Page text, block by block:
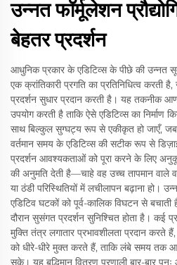
उन्नत फॉर्मूलेशन
बेहतर प्रदर्शन
आधुनिक प्रकार के एडिटिव्स के पीछे की उन्नत
एक क्रांतिकारी प्रगति का प्रतिनिधित्व करती
प्रदर्शन सुधार प्रदान करती है। यह तकनीक
उपयोग करती है ताकि ऐसे एडिटिव्स का निर्माण
साथ बिल्कुल सुग्घट्य रूप से एकीकृत हो जाएँ,
वर्तमान समय के एडिटिव्स की सटीक रूप से
प्रदर्शन आवश्यकताओं को पूरा करने के लिए
की अनुमति देती है—चाहे वह उच्च तापमान वाले
या ठंडी परिस्थितियों में लचीलापन बढ़ाना
एडिटिव घटकों को पूर्व-कालिक विघटन से
दौरान सुसंगत प्रदर्शन सुनिश्चित होता है। कई
मुक्ति तंत्र लगातार प्रभावशीलता प्रदान
को धीरे-धीरे मुक्त करते हैं, ताकि लंबे समय तक
सके। यह बुद्धिमान वितरण प्रणाली बार-बार